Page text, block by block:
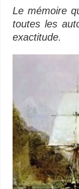
Le mémoire
toutes les
exactitude.